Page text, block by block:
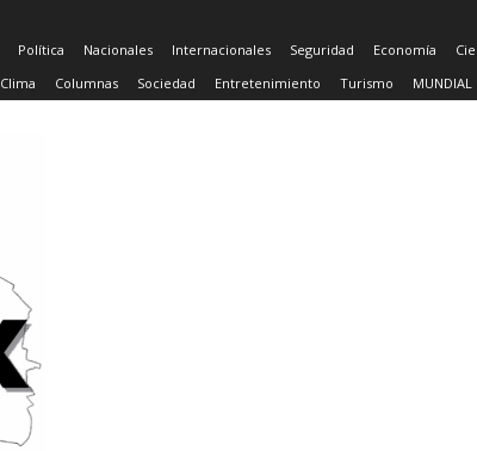
Política Nacionales Internacionales Seguridad Economía
Clima Columnas Sociedad Entretenimiento Turismo MUNDIAL